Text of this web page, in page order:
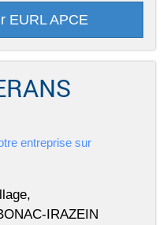
EURL APCE
entreprise sur
IRAZEIN